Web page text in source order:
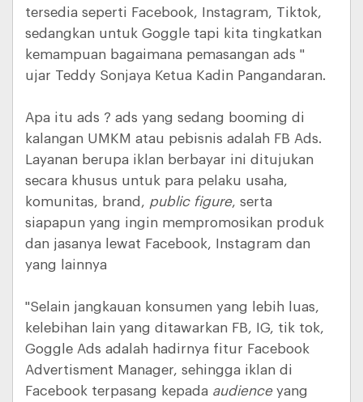
tersedia seperti Facebook, Instagram, Tiktok,
sedangkan untuk Goggle tapi kita tingkatkan
kemampuan bagaimana pemasangan ads "
ujar Teddy Sonjaya Ketua Kadin Pangandaran.
Apa itu ads ? ads yang sedang booming di
kalangan UMKM atau pebisnis adalah FB Ads.
Layanan berupa iklan berbayar ini ditujukan
secara khusus untuk para pelaku usaha,
komunitas, brand, public figure, serta
siapapun yang ingin mempromosikan produk
dan jasanya lewat Facebook, Instagram dan
yang lainnya
"Selain jangkauan konsumen yang lebih luas,
kelebihan lain yang ditawarkan FB, IG, tik tok,
Goggle Ads adalah hadirnya fitur Facebook
Advertisment Manager, sehingga iklan di
Facebook terpasang kepada audience yang